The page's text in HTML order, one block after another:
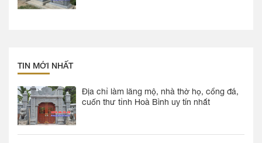
TIN MỚI NHẤT
Địa chỉ làm lăng mộ, nhà thờ họ, cổng đá,
cuốn thư tỉnh Hoà Bình uy tín nhất